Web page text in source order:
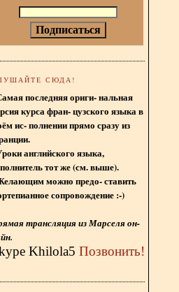
СЮДА!
последняя ориги- нальная
курса фран- цузского языка в
ис- полнении прямо сразу из
английского языка,
тот же (см. выше).
можно предо- ставить
сопровождение :-)
трансляция из Марселя он-
Khilola5 Позвонить!